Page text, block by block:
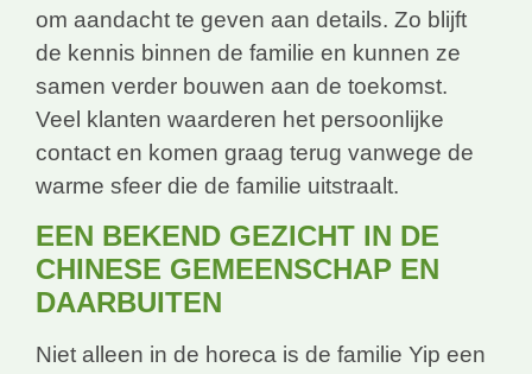
om aandacht te geven aan details. Zo blijft
de kennis binnen de familie en kunnen ze
samen verder bouwen aan de toekomst.
Veel klanten waarderen het persoonlijke
contact en komen graag terug vanwege de
warme sfeer die de familie uitstraalt.
EEN BEKEND GEZICHT IN DE
CHINESE GEMEENSCHAP EN
DAARBUITEN
Niet alleen in de horeca is de familie Yip een